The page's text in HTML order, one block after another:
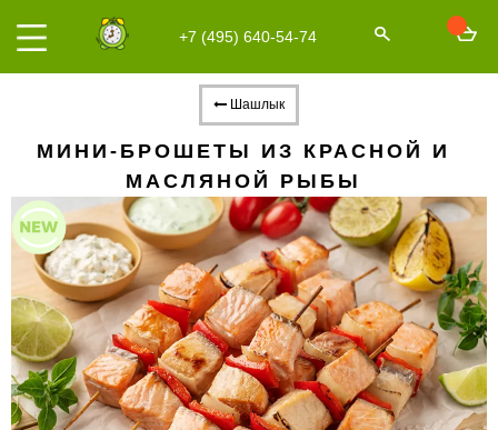
+7 (495) 640-54-74
Шашлык
МИНИ-БРОШЕТЫ ИЗ КРАСНОЙ И
МАСЛЯНОЙ РЫБЫ